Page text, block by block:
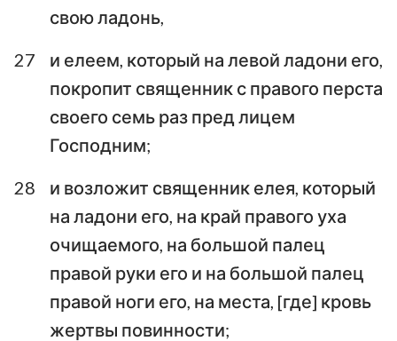
свою ладонь,
27
и елеем, который на левой ладони его,
покропит священник с правого перста
своего семь раз пред лицем
Господним;
28
и возложит священник елея, который
на ладони его, на край правого уха
очищаемого, на большой палец
правой руки его и на большой палец
правой ноги его, на места, [где] кровь
жертвы повинности;